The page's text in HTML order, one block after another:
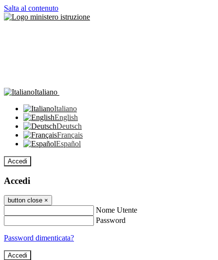
Salta al contenuto
Italiano
Italiano
English
Deutsch
Français
Español
Accedi
Accedi
button close ×
Nome Utente
Password
Password dimenticata?